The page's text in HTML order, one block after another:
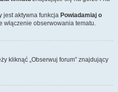
jest aktywna funkcja Powiadamiaj o
włączenie obserwowania tematu.
kliknąć „Obserwuj forum” znajdujący